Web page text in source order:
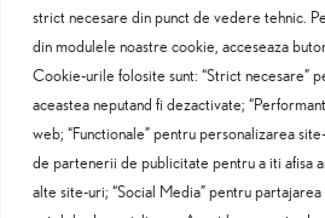
strict necesare din punct de vedere tehnic.
din modulele noastre cookie, acceseaza
Cookie-urile folosite sunt: “Strict necesare”
aceastea neputand fi dezactivate;
web; “Functionale” pentru personalizarea
de partenerii de publicitate pentru a iti afisa
alte site-uri; “Social Media” pentru
Constatari daune
Programare service
Politica cookie-uri
Nota de informare